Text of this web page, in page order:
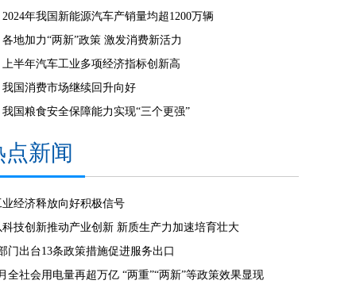
2024年我国新能源汽车产销量均超1200万辆
各地加力“两新”政策 激发消费新活力
上半年汽车工业多项经济指标创新高
我国消费市场继续回升向好
我国粮食安全保障能力实现“三个更强”
点新闻
业经济释放向好积极信号
科技创新推动产业创新 新质生产力加速培育壮大
门出台13条政策措施促进服务出口
全社会用电量再超万亿 “两重”“两新”等政策效果显现